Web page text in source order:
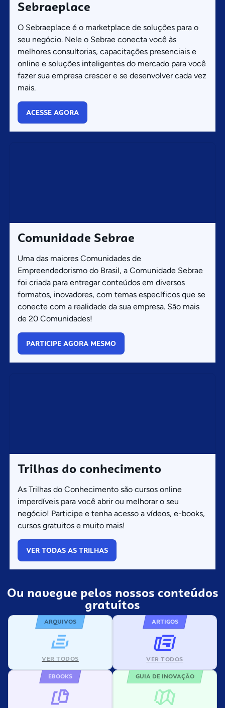
Sebraeplace
O Sebraeplace é o marketplace de soluções para o
seu negócio. Nele o Sebrae conecta você às
melhores consultorias, capacitações presenciais e
online e soluções inteligentes do mercado para você
fazer sua empresa crescer e se desenvolver cada vez
mais.
ACESSE AGORA
Comunidade Sebrae
Uma das maiores Comunidades de
Empreendedorismo do Brasil, a Comunidade Sebrae
foi criada para entregar conteúdos em diversos
formatos, inovadores, com temas específicos que se
conecte com a realidade da sua empresa. São mais
de 20 Comunidades!
PARTICIPE AGORA MESMO
Trilhas do conhecimento
As Trilhas do Conhecimento são cursos online
imperdíveis para você abrir ou melhorar o seu
negócio! Participe e tenha acesso a vídeos, e-books,
cursos gratuitos e muito mais!
VER TODAS AS TRILHAS
Ou navegue pelos nossos conteúdos
gratuítos
ARQUIVOS
VER TODOS
ARTIGOS
VER TODOS
EBOOKS GUIA DE INOVAÇÃO